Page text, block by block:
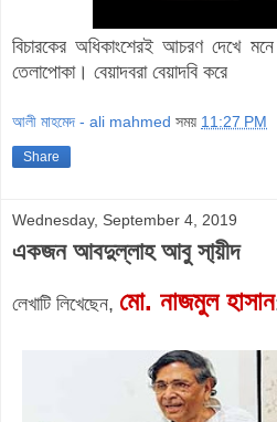
বিচারকের অধিকাংশেরই আচরণ দেখে
তেলাপোকা। বেয়াদবরা বেয়াদবি করে
আলী মাহমেদ - ali mahmed সময় 11:27 PM
Share
Wednesday, September 4, 2019
একজন আবদুল্লাহ আবু সা্য়ীদ
লেখাটি লিখেছেন, মো. নাজমুল হাসান